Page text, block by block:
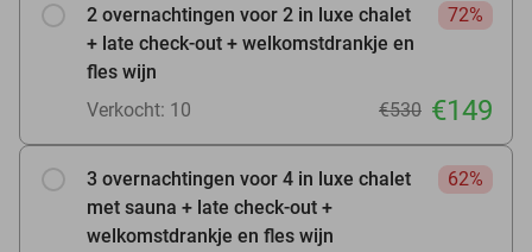
2 overnachtingen voor 2 in luxe chalet
+ late check-out + welkomstdrankje en
fles wijn
72%
Verkocht: 10 €530 €149
3 overnachtingen voor 4 in luxe chalet
met sauna + late check-out +
welkomstdrankje en fles wijn
62%